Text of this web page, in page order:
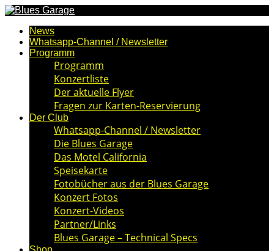
News
Whatsapp-Channel / Newsletter
Programm
Programm
Konzertliste
Der aktuelle Flyer
Fragen zur Karten-Reservierung
Der Club
Whatsapp-Channel / Newsletter
Die Blues Garage
Das Motel California
Speisekarte
Fotobücher aus der Blues Garage
Konzert Fotos
Konzert-Videos
Partner/Links
Blues Garage – Technical Specs